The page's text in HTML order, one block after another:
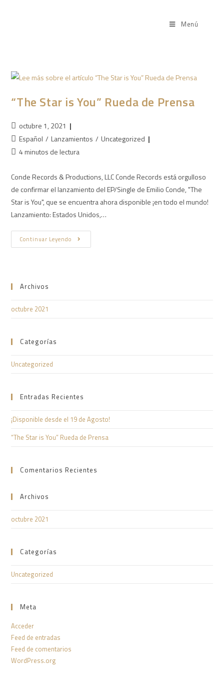
Menú
“The Star is You” Rueda de Prensa
octubre 1, 2021
Español / Lanzamientos / Uncategorized
4 minutos de lectura
Conde Records & Productions, LLC Conde Records está orgulloso
de confirmar el lanzamiento del EP/Single de Emilio Conde, "The
Star is You", que se encuentra ahora disponible ¡en todo el mundo!
Lanzamiento: Estados Unidos,…
Continuar Leyendo
Archivos
octubre 2021
Categorías
Uncategorized
Entradas Recientes
¡Disponible desde el 19 de Agosto!
“The Star is You” Rueda de Prensa
Comentarios Recientes
Archivos
octubre 2021
Categorías
Uncategorized
Meta
Acceder
Feed de entradas
Feed de comentarios
WordPress.org